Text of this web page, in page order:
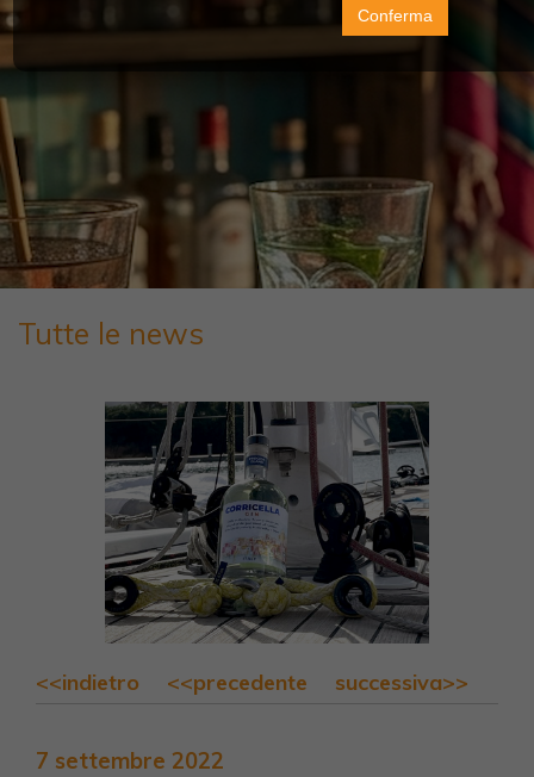
Tutte le news
<<indietro <<precedente successiva>>
7 settembre 2022
Conferma